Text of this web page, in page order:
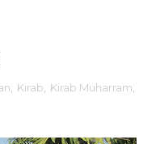
Kirab Kirab Muharram